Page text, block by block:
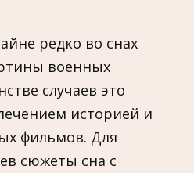
редко во снах
военных
случаев это
историей и
фильмов. Для
сюжеты сна с